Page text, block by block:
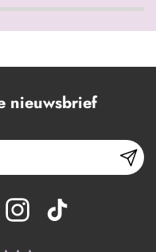
nieuwsbrief